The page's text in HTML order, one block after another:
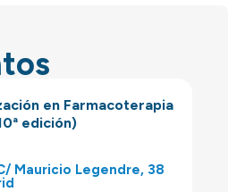
en Farmacoterapia
edición)
Mauricio Legendre, 38